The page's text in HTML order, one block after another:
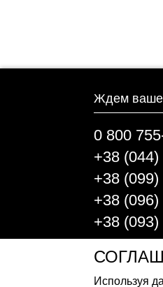
Ждем
0 800
+38
+38
+38
+38
Используя